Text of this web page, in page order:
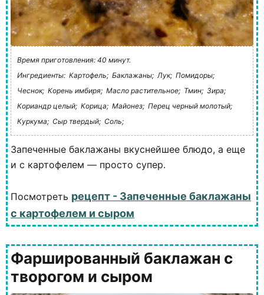
Время приготовления: 40 минут.
Ингредиенты: Картофель; Баклажаны; Лук; Помидоры;
Чеснок; Корень имбиря; Масло растительное; Тмин; Зира;
Кориандр целый; Корица; Майонез; Перец черный молотый;
Куркума; Сыр твердый; Соль;
Запеченные баклажаны вкуснейшее блюдо, а еще
и с картофелем — просто супер.
Посмотреть рецепт - Запеченные баклажаны
с картофелем и сыром
Фаршированный баклажан с
творогом и сыром